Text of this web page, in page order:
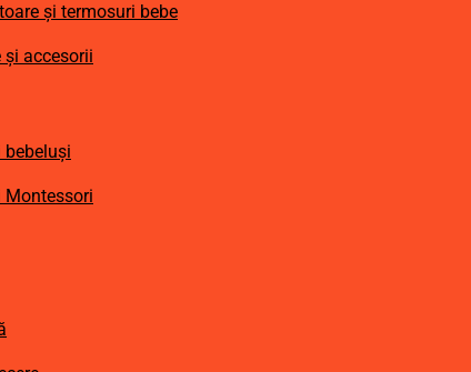
și termosuri bebe
și accesorii
Montessori